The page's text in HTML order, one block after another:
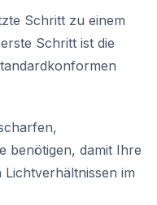
Schritt zu einem
Schritt ist die
benötigen, damit Ihre
im